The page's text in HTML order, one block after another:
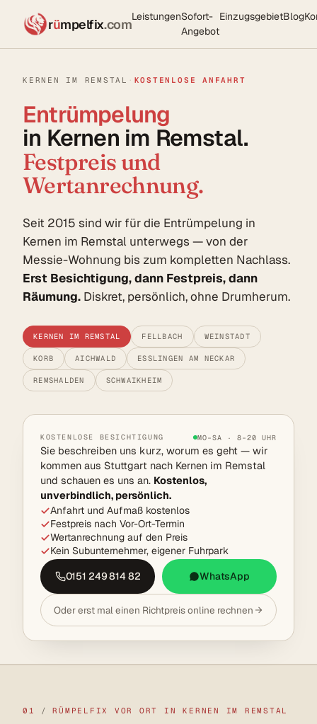
rümpelfix.comLeistungenSofort-
Angebot
EinzugsgebietBlog
KERNEN IM REMSTAL · KOSTENLOSE ANFAHRT
Entrümpelung
in Kernen im Remstal.
Festpreis und
Wertanrechnung.
Seit 2015 sind wir für die Entrümpelung in
Kernen im Remstal unterwegs — von der
Messie-Wohnung bis zum kompletten Nachlass.
Erst Besichtigung, dann Festpreis, dann
Räumung. Diskret, persönlich, ohne Drumherum.
KERNEN IM REMSTAL FELLBACH WEINSTADT
KORB AICHWALD ESSLINGEN AM NECKAR
REMSHALDEN SCHWAIKHEIM
KOSTENLOSE BESICHTIGUNG MO–SA · 8–20 UHR
Sie beschreiben uns kurz, worum es geht — wir
kommen aus Stuttgart nach Kernen im Remstal
und schauen es uns an. Kostenlos,
unverbindlich, persönlich.
Anfahrt und Aufmaß kostenlos
Festpreis nach Vor-Ort-Termin
Wertanrechnung auf den Preis
Kein Subunternehmer, eigener Fuhrpark
0151 249 814 82
WhatsApp
Oder erst mal einen Richtpreis online rechnen
01 / RÜMPELFIX VOR ORT IN KERNEN IM REMSTAL